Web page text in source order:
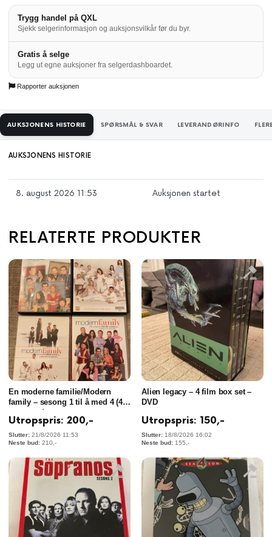
Trygg handel på QXL
Sjekk selgerinformasjon og auksjonsvilkår før du byr.
Gratis å selge
Legg ut egne auksjoner fra selgerdashboardet.
Rapporter auksjonen
AUKSJONENS HISTORIE SPØRSMÅL & SVAR LEVERANDØRINFO
AUKSJONENS HISTORIE
8. august 2026 11:53 Auksjonen startet
RELATERTE PRODUKTER
En moderne familie/Modern
family – sesong 1 til å med 4 (4
sesonger)
Utropspris: 200,-
21/8/2026 11:53
210 ,-
Alien legacy – 4 film box set –
DVD
Utropspris: 150,-
18/8/2026 16:02
155 ,-